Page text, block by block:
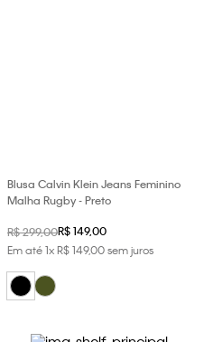
Blusa Calvin Klein Jeans Feminino
Malha Rugby - Preto
R$299,00R$149,00
Em até1xR$149,00sem juros